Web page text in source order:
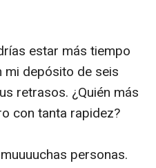
estar más tiempo
mi depósito de seis
retrasos. ¿Quién más
con tanta rapidez?
personas.